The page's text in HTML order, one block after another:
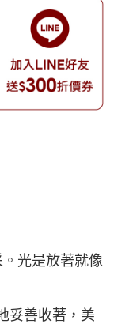
光是放著就像
妥善收著，美